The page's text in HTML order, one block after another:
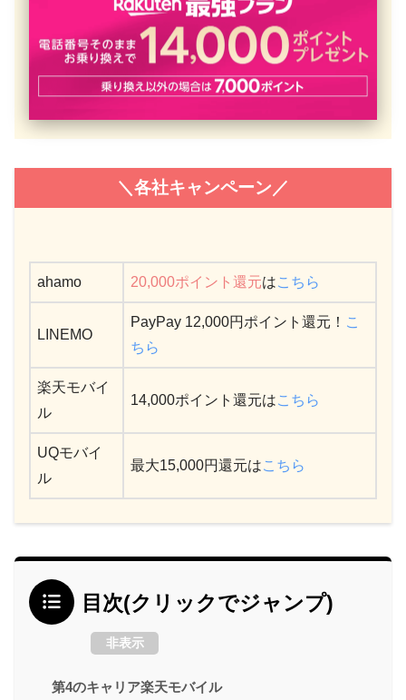
＼各社キャンペーン／
ahamo 20,000ポイント還元はこちら
LINEMO
PayPay 12,000円ポイント還元！ こ
ちら
楽天モバイ
ル
14,000ポイント還元はこちら
UQモバイ
ル
最大15,000円還元はこちら
目次(クリックでジャンプ)
非表示
第4のキャリア楽天モバイル